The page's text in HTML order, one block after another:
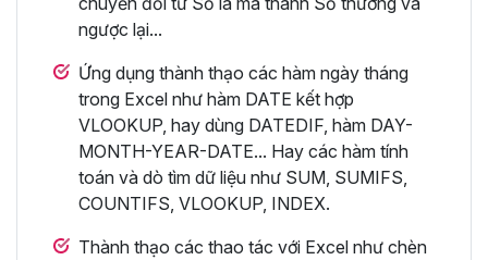
ngược lại...
Ứng dụng thành thạo các hàm ngày tháng
trong Excel như hàm DATE kết hợp
VLOOKUP, hay dùng DATEDIF, hàm DAY-
MONTH-YEAR-DATE... Hay các hàm tính
toán và dò tìm dữ liệu như SUM, SUMIFS,
COUNTIFS, VLOOKUP, INDEX.
Thành thạo các thao tác với Excel như chèn